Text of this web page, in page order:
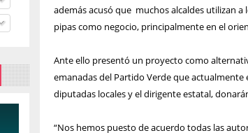
además acusó que muchos alcaldes utilizan a
pipas como negocio, principalmente en el
Ante ello presentó un proyecto como
emanadas del Partido Verde que
diputadas locales y el dirigente estatal,
“Nos hemos puesto de acuerdo todas las